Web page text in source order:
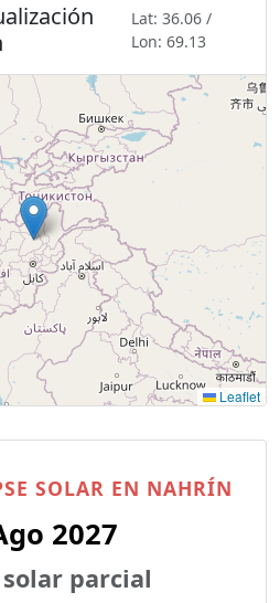
Lat: 36.06 /
Lon: 69.13
Leaflet
SOLAR EN NAHRÍN
2027
solar parcial